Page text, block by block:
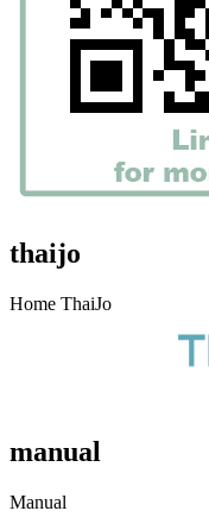
thaijo
Home ThaiJo
manual
Manual